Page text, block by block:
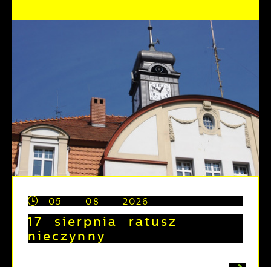
05 - 08 - 2026
17 sierpnia ratusz
nieczynny